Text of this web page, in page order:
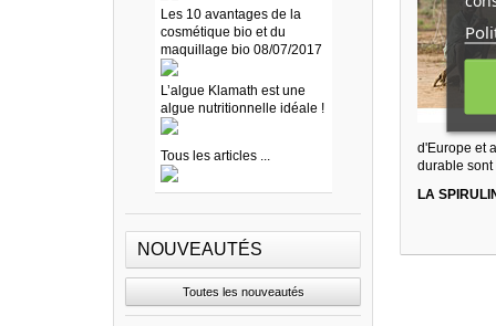
Les 10 avantages de la
cosmétique bio et du
maquillage bio 08/07/2017
L’algue Klamath est une
algue nutritionnelle idéale !
Tous les articles ...
NOUVEAUTÉS
Toutes les nouveautés
d'Europe et
durable
LA